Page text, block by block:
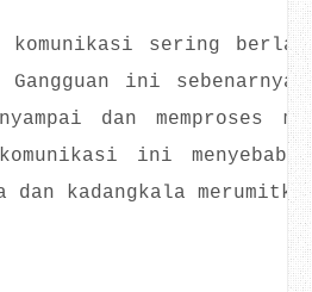
komunikasi sering
ini sebenarnya
dan memproses
ini
dan kadangkala